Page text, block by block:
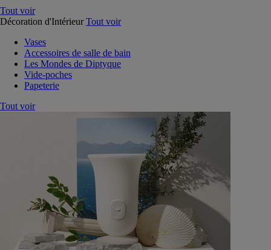
Tout voir
Décoration d'Intérieur Tout voir
Vases
Accessoires de salle de bain
Les Mondes de Diptyque
Vide-poches
Papeterie
Tout voir